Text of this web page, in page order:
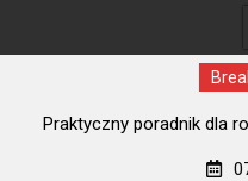
Praktyczny poradnik dla